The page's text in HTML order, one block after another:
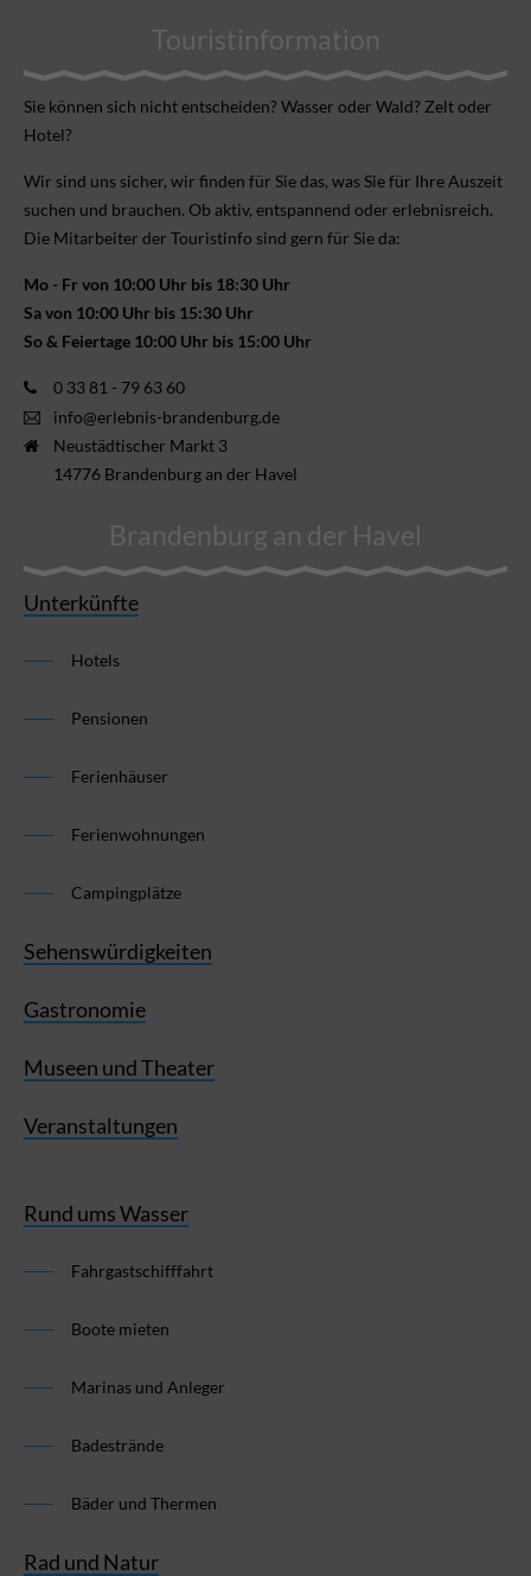
Touristinformation
Sie können sich nicht ent­scheiden? Wasser oder Wald? Zelt oder
Hotel?
Wir sind uns sicher, wir finden für Sie das, was Sie für Ihre Aus­zeit
suchen und brauchen. Ob aktiv, ent­spannend oder erlebnis­reich.
Die Mitarbeiter der Touristinfo sind gern für Sie da:
Mo - Fr von 10:00 Uhr bis 18:30 Uhr
Sa von 10:00 Uhr bis 15:30 Uhr
So & Feiertage 10:00 Uhr bis 15:00 Uhr
0 33 81 - 79 63 60
info@erlebnis-brandenburg.de
Neustädtischer Markt 3
14776 Brandenburg an der Havel
Brandenburg an der Havel
Unterkünfte
Hotels
Pensionen
Ferienhäuser
Ferienwohnungen
Campingplätze
Sehenswürdigkeiten
Gastronomie
Museen und Theater
Veranstaltungen
Rund ums Wasser
Fahrgastschifffahrt
Boote mieten
Marinas und Anleger
Badestrände
Bäder und Thermen
Rad und Natur